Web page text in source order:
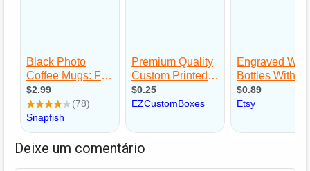
Deixe um comentário